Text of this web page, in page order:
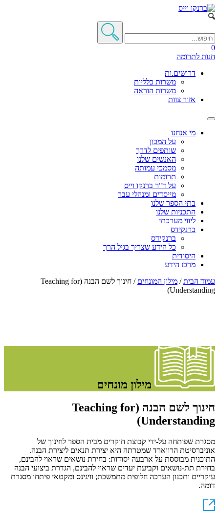
0
חנות לתרומה
דרושים.ות
משרות כלליות
משרות הוראה
אזור צוות
מי אנחנו
על המכון
שותפים לדרך
האנשים שלנו
מסמכי עמותה
תרומות
על ד"ר ברנקו וייס
מייסדים ומנהלי עבר
בתי הספר שלנו
התכניות שלנו
ליווי מערכתי
ברנקידס
ברנקידס
כל הידע שצריך בגיל הרך
היסודית
מרכז הידע
עמוד הבית/ מילון המונחים
/ חינוך לשם הבנה (Teaching for
Understanding)
מילון מונחים
חינוך לשם הבנה (Teaching for
Understanding)
מסגרת שפותחה על-ידי קבוצת חוקרים מבית הספר לחינוך של
אוניברסיטת הרווארד שמטרתה היא יצירת תנאים ליצירת הבנה.
התוכנית מבוססת על ארבעה יסודות: בחירת נושאים שראוי להבינם,
בחירת תת-נושאים וקביעת יעדים שראוי להבינם, הגדרת ביצועי הבנה
עיקריים ותכנון הערכה חלופית מתמשכת; וויגינס ומקטאי פיתחו מסגרת
דומה.